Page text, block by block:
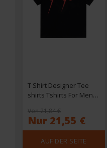
T Shirt Designer Tee
shirts Tshirts For Men
Fashion tshirt With
Letters Casual 100%
Pure Cotton Summer
Short Sleeve
Von 21,84 €
Nur 21,55 €
AUF DER SEITE